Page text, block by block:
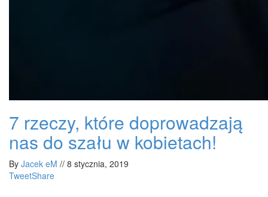
7 rzeczy, które doprowadzają
nas do szału w kobietach!
By Jacek eM // 8 stycznia, 2019
TweetShare